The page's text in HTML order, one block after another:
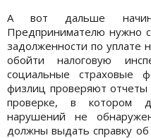
А вот дальше
Предпринимателю нужно
задолженности по уплате
обойти налоговую
социальные
физлиц проверяют
проверке, в котором
нарушений не
должны выдать справку